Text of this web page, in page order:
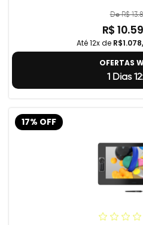
De R$
R$
Até 12x de
OFERTAS
1 Dias
17% OFF